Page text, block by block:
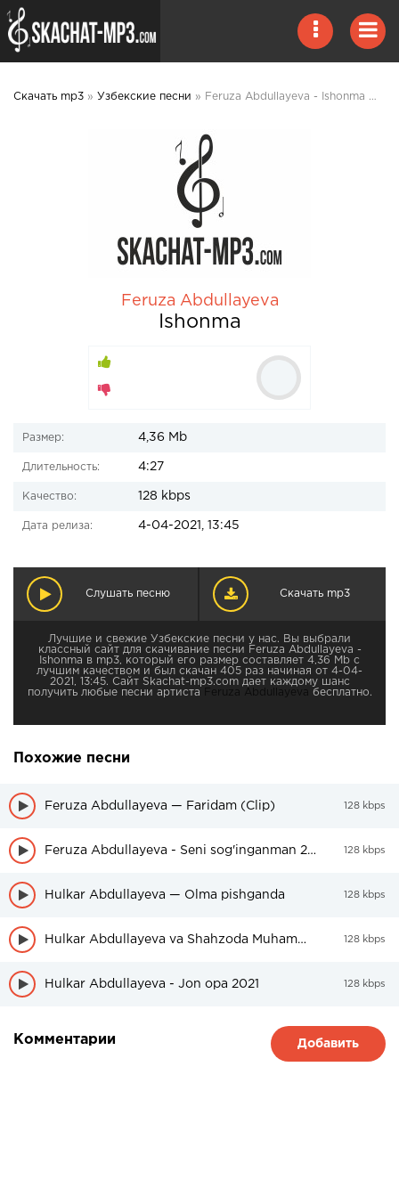
Скачать mp3 » Узбекские песни » Feruza Abdullayeva - Ishonma mp3 скачать
Feruza Abdullayeva
Ishonma
Размер: 4,36 Mb
Длительность: 4:27
Качество: 128 kbps
Дата релиза: 4-04-2021, 13:45
Слушать песню Скачать mp3
Лучшие и свежие Узбекские песни у нас. Вы выбрали
классный сайт для скачивание песни Feruza Abdullayeva -
Ishonma в mp3, который его размер составляет 4,36 Mb с
лучшим качеством и был скачан 405 раз начиная от 4-04-
2021, 13:45. Сайт Skachat-mp3.com дает каждому шанс
получить любые песни артиста
Feruza Abdullayeva бесплатно.
Похожие песни
Feruza Abdullayeva — Faridam (Clip) 128 kbps
Feruza Abdullayeva - Seni sog'inganman 2021 128 kbps
Hulkar Abdullayeva — Olma pishganda 128 kbps
Hulkar Abdullayeva va Shahzoda Muhammedova — Yeyasim galdi 128 kbps
Hulkar Abdullayeva - Jon opa 2021 128 kbps
Комментарии Добавить